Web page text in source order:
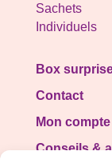
Sachets
Individuels
Box
Contact
Mon compte
Conseils &